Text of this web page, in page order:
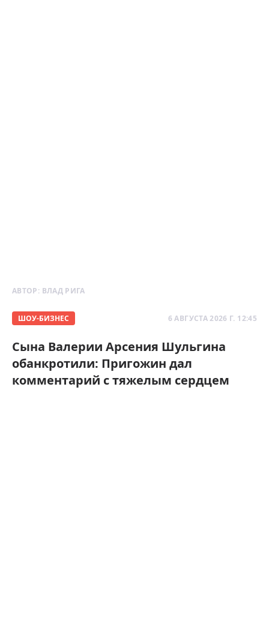
АВТОР: ВЛАД РИГА
ШОУ-БИЗНЕС 6 АВГУСТА 2026 Г. 12:45
Сына Валерии Арсения Шульгина
обанкротили: Пригожин дал
комментарий с тяжелым сердцем